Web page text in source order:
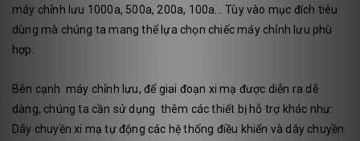
máy chỉnh lưu 1000a, 500a, 200a, 100a... Tùy vào mục đích tiêu
dùng mà chúng ta mang thể lựa chọn chiếc máy chỉnh lưu phù
hợp.
Bên cạnh máy chỉnh lưu, để giai đoạn xi mạ được diễn ra dễ
dàng, chúng ta cần sử dụng thêm các thiết bị hỗ trợ khác như:
Dây chuyền xi mạ tự động các hệ thống điều khiển và dây chuyền